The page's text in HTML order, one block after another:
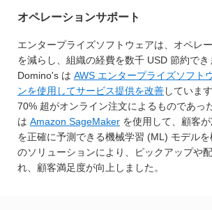
オペレーションサポート
エンタープライズソフトウェアは、オペレ
を減らし、組織の経費を数千 USD 節約でき
Domino's は AWS エンタープライズソフト
ンを使用してサービス提供を改善していま
70% 超がオンライン注文によるものであっ
は Amazon SageMaker を使用して、顧客
を正確に予測できる機械学習 (ML) モデルを
のソリューションにより、ピックアップや
れ、顧客満足度が向上しました。